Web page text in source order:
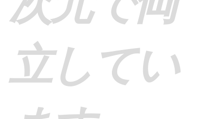
立してい